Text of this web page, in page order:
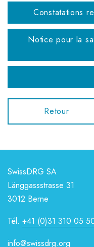
Constatations
Notice pour la
Retour
SwissDRG SA
Länggassstrasse 31
3012 Berne
Tél. +41 (0)31 310 05
info@swissdrg.org